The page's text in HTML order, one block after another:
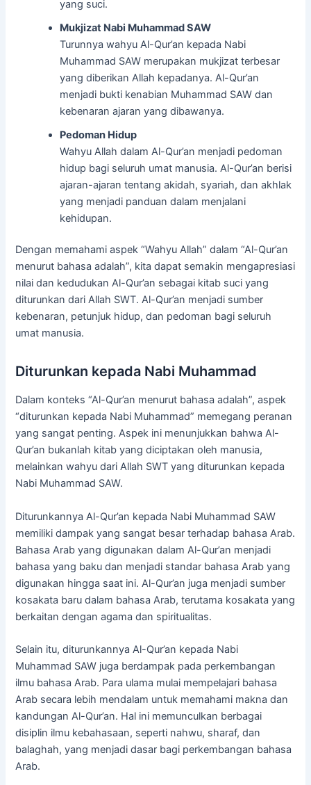
yang suci.
Mukjizat Nabi Muhammad SAW
Turunnya wahyu Al-Qur’an kepada Nabi
Muhammad SAW merupakan mukjizat terbesar
yang diberikan Allah kepadanya. Al-Qur’an
menjadi bukti kenabian Muhammad SAW dan
kebenaran ajaran yang dibawanya.
Pedoman Hidup
Wahyu Allah dalam Al-Qur’an menjadi pedoman
hidup bagi seluruh umat manusia. Al-Qur’an berisi
ajaran-ajaran tentang akidah, syariah, dan akhlak
yang menjadi panduan dalam menjalani
kehidupan.
Dengan memahami aspek “Wahyu Allah” dalam “Al-Qur’an
menurut bahasa adalah”, kita dapat semakin mengapresiasi
nilai dan kedudukan Al-Qur’an sebagai kitab suci yang
diturunkan dari Allah SWT. Al-Qur’an menjadi sumber
kebenaran, petunjuk hidup, dan pedoman bagi seluruh
umat manusia.
Diturunkan kepada Nabi Muhammad
Dalam konteks “Al-Qur’an menurut bahasa adalah”, aspek
“diturunkan kepada Nabi Muhammad” memegang peranan
yang sangat penting. Aspek ini menunjukkan bahwa Al-
Qur’an bukanlah kitab yang diciptakan oleh manusia,
melainkan wahyu dari Allah SWT yang diturunkan kepada
Nabi Muhammad SAW.
Diturunkannya Al-Qur’an kepada Nabi Muhammad SAW
memiliki dampak yang sangat besar terhadap bahasa Arab.
Bahasa Arab yang digunakan dalam Al-Qur’an menjadi
bahasa yang baku dan menjadi standar bahasa Arab yang
digunakan hingga saat ini. Al-Qur’an juga menjadi sumber
kosakata baru dalam bahasa Arab, terutama kosakata yang
berkaitan dengan agama dan spiritualitas.
Selain itu, diturunkannya Al-Qur’an kepada Nabi
Muhammad SAW juga berdampak pada perkembangan
ilmu bahasa Arab. Para ulama mulai mempelajari bahasa
Arab secara lebih mendalam untuk memahami makna dan
kandungan Al-Qur’an. Hal ini memunculkan berbagai
disiplin ilmu kebahasaan, seperti nahwu, sharaf, dan
balaghah, yang menjadi dasar bagi perkembangan bahasa
Arab.